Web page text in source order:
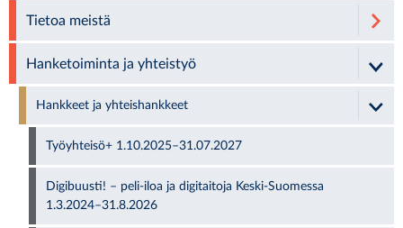
Tietoa meistä
Hanketoiminta ja yhteistyö
Hankkeet ja yhteishankkeet
Työyhteisö+ 1.10.2025–31.07.2027
Digibuusti! – peli-iloa ja digitaitoja Keski-Suomessa
1.3.2024–31.8.2026